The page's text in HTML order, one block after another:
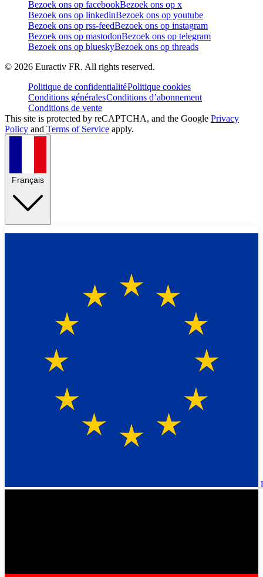
Bezoek ons op facebookBezoek ons op x
Bezoek ons op linkedinBezoek ons op youtube
Bezoek ons op rss-feedBezoek ons op instagram
Bezoek ons op mastodonBezoek ons op telegram
Bezoek ons op blueskyBezoek ons op threads
© 2026 Euractiv FR. All rights reserved.
Politique de confidentialitéPolitique cookies
Conditions généralesConditions d’abonnement
Conditions de vente
This site is protected by reCAPTCHA, and the Google Privacy
Policy and Terms of Service apply.
Français